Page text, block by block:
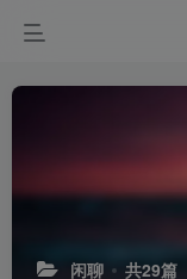
闲聊 共29篇